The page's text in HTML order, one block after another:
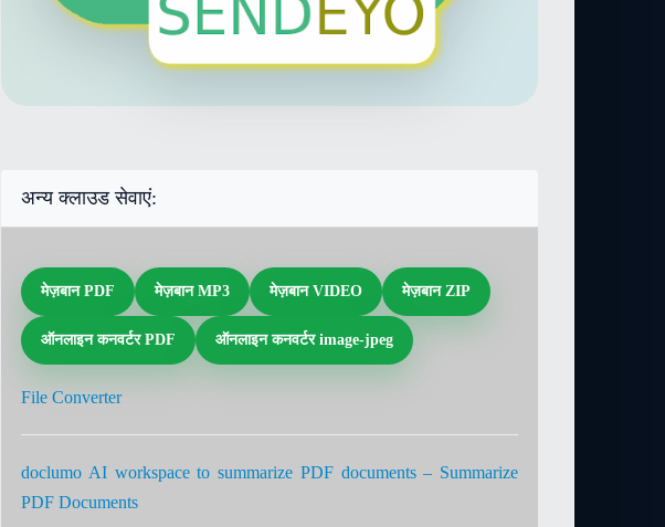
अन्य क्लाउड सेवाएं:
मेज़बान PDF मेज़बान MP3 मेज़बान VIDEO मेज़बान ZIP
ऑनलाइन कनवर्टर PDF ऑनलाइन कनवर्टर image-jpeg
File Converter
doclumo AI workspace to summarize PDF documents – Summarize
PDF Documents